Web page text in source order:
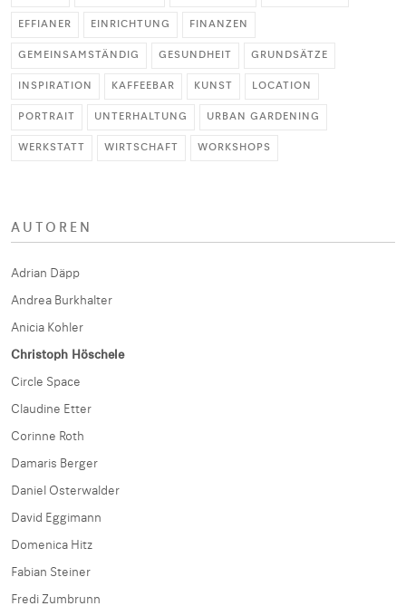
EFFIANER EINRICHTUNG FINANZEN
GEMEINSAMSTÄNDIG GESUNDHEIT GRUNDSÄTZE
INSPIRATION KAFFEEBAR KUNST LOCATION
PORTRAIT UNTERHALTUNG URBAN GARDENING
WERKSTATT WIRTSCHAFT WORKSHOPS
AUTOREN
Adrian Däpp
Andrea Burkhalter
Anicia Kohler
Christoph Höschele
Circle Space
Claudine Etter
Corinne Roth
Damaris Berger
Daniel Osterwalder
David Eggimann
Domenica Hitz
Fabian Steiner
Fredi Zumbrunn